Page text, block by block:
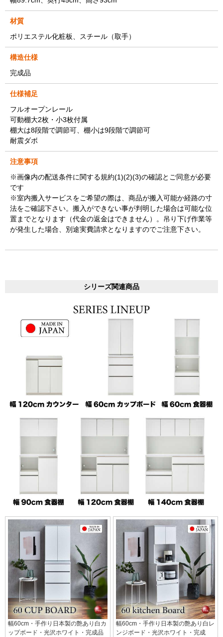
材質
ポリエステル化粧板、スチール（取手）
構造仕様
完成品
仕様補足
フルオープンレール
可動棚大2枚・小3枚付属
棚大は8段階で調節可、棚小は9段階で調節可
耐震ダボ
注意事項
※画像内の配送条件に関する規約(1)(2)(3)の確認とご同意が必要
です
※室内搬入サービスをご希望の際は、商品が搬入可能か経路の寸
法をご確認下さい。搬入ができない事が判明した場合は可能な位
置までとなります（代金の返金はできません）。吊り下げ作業等
が発生した場合、別途実費請求となりますのでご注意下さい。
シリーズ関連商品
幅60cm・手作り日本製の艶あり白カ
ップボード・光沢ホワイト・完成品
幅60cm・手作り日本製の艶あり白レ
ンジボード・光沢ホワイト・完成